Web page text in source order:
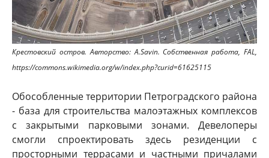
Крестовский остров. Авторство: A.Savin. Собственная работа, FAL,
https://commons.wikimedia.org/w/index.php?curid=61625115
Обособленные территории Петроградского района
- база для строительства малоэтажных комплексов
с закрытыми парковыми зонами. Девелоперы
смогли спроектировать здесь резиденции с
просторными террасами и частными причалами